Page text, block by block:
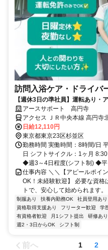
訪問入浴ケア・ドライバ
【週休3日の準社員】運転あり・
【月給21万円以上可能！】運転ス
えるサポート業務です。プライベ
にオススメです！
アースサポート 高円寺
アクセス ＪＲ中央本線 高円寺
（東京都）南口徒歩約15分、
徒歩約15分
日給12,110円
東京都東京23区杉並区
勤務時間 実働時間：8時間/日
日 シフトサイクル：1ヶ月
◆週3～4日程度(シフト制) ◆平
仕事内容 ＼＼【アピールポイ
OK！未経験歓迎】 必要な資格
トで、安心して始められます
制服あり 扶養内勤務OK 社員登用あり
資格取得支援あり
フリーター歓迎 学
有資格者歓迎
月1シフト提出 研修あり
週2・3日からOK
シフト制
前へ 1 2